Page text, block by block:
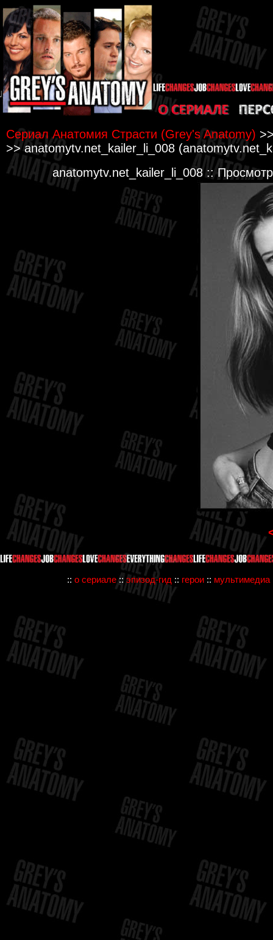
Сериал Анатомия Страсти (Grey's Anatomy)
>> anatomytv.net_kailer_li_008
anatomytv.net_kailer_li_008 ::
::о сериале::эпизод-гид :: герои :: мультимедиа